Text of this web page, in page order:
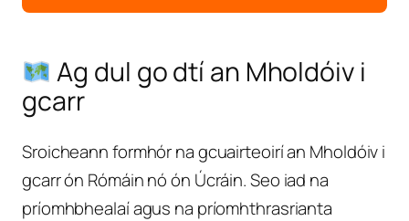
Ag dul go dtí an Mholdóiv i
gcarr
Sroicheann formhór na gcuairteoirí an Mholdóiv i
gcarr ón Rómáin nó ón Úcráin. Seo iad na
príomhbhealaí agus na príomhthrasrianta